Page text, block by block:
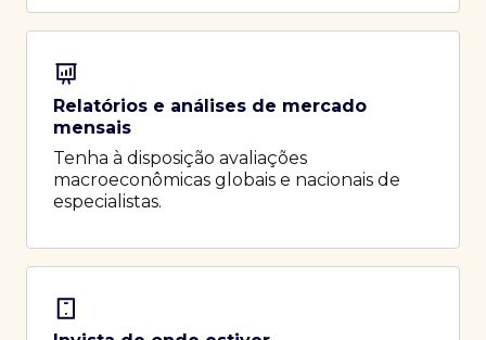
Relatórios e análises de mercado
mensais
Tenha à disposição avaliações
macroeconômicas globais e nacionais de
especialistas.